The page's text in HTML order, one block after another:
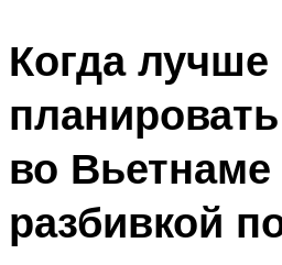
Когда лучше
во Вьетнаме
разбивкой